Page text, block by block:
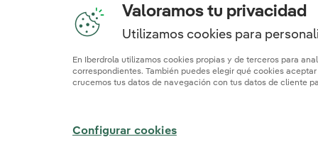
Nuestros
© 2026 Iberdrola Clientes S.A.U.
Valoramos tu privacidad
Utilizamos cookies para
En Iberdrola utilizamos cookies propias y de terceros para
correspondientes. También puedes elegir qué cookies
crucemos tus datos de navegación con tus datos de cliente
Configurar cookies